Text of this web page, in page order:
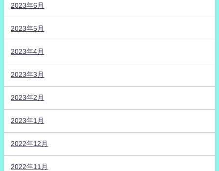
2023年6月
2023年5月
2023年4月
2023年3月
2023年2月
2023年1月
2022年12月
2022年11月